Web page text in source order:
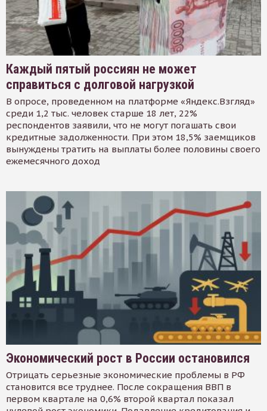
Каждый пятый россиян не может
справиться с долговой нагрузкой
В опросе, проведенном на платформе «Яндекс.Взгляд»
среди 1,2 тыс. человек старше 18 лет, 22%
респондентов заявили, что не могут погашать свои
кредитные задолженности. При этом 18,5% заемщиков
вынуждены тратить на выплаты более половины своего
ежемесячного доход
Экономический рост в России остановился
Отрицать серьезные экономические проблемы в РФ
становится все труднее. После сокращения ВВП в
первом квартале на 0,6% второй квартал показал